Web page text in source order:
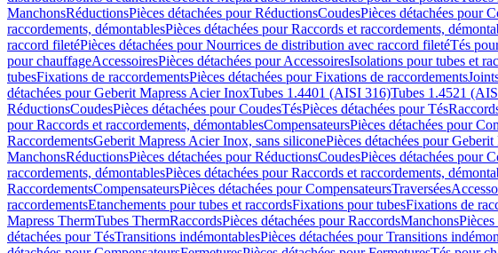
ManchonsRéductionsPièces détachées pour RéductionsCoudesPièces détachées pour
raccordements, démontablesPièces détachées pour Raccords et raccordements,
raccord filetéPièces détachées pour Nourrices de distribution avec raccord filetéTés
pour chauffageAccessoiresPièces détachées pour AccessoiresIsolations pour tubes et
tubesFixations de raccordementsPièces détachées pour Fixations de raccordements
détachées pour Geberit Mapress Acier InoxTubes 1.4401 (AISI 316)Tubes 1.4521
RéductionsCoudesPièces détachées pour CoudesTésPièces détachées pour Tés
pour Raccords et raccordements, démontablesCompensateursPièces détachées pour
RaccordementsGeberit Mapress Acier Inox, sans siliconePièces détachées pour
ManchonsRéductionsPièces détachées pour RéductionsCoudesPièces détachées pour
raccordements, démontablesPièces détachées pour Raccords et raccordements,
RaccordementsCompensateursPièces détachées pour CompensateursTraversées
raccordementsEtanchements pour tubes et raccordsFixations pour tubesFixations de
Mapress ThermTubes ThermRaccordsPièces détachées pour RaccordsManchons
détachées pour TésTransitions indémontablesPièces détachées pour Transitions